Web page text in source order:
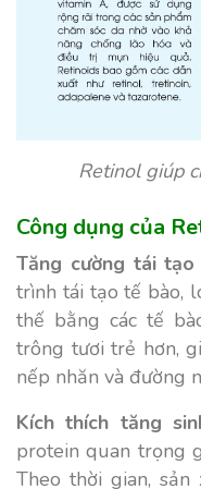
Retinol giúp
Công dụng của
Tăng cường tái
trình tái tạo tế bào,
thế bằng các tế
trông tươi trẻ hơn,
nếp nhăn và đường
Kích thích tăng
protein quan trọng
Theo thời gian,